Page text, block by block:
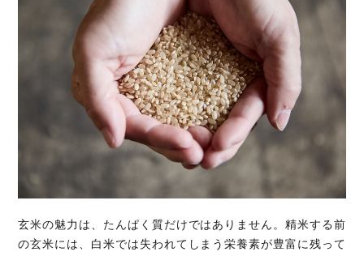
玄米の魅力は、たんぱく質だけではありません。精米する前
の玄米には、白米では失われてしまう栄養素が豊富に残って